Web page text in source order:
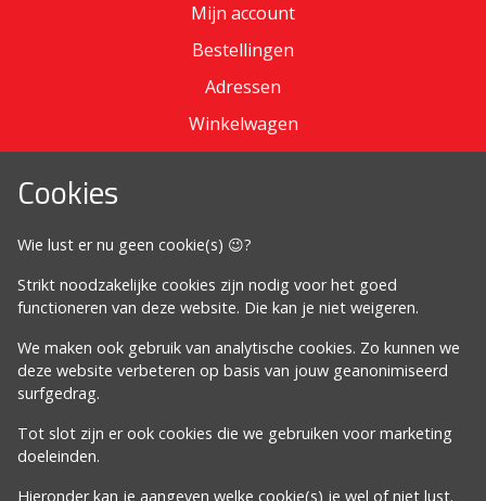
Cookies
Wie lust er nu geen cookie(s) 😉?
Strikt noodzakelijke cookies zijn nodig voor het goed
functioneren van deze website. Die kan je niet weigeren.
We maken ook gebruik van analytische cookies. Zo kunnen we
deze website verbeteren op basis van jouw geanonimiseerd
surfgedrag.
Tot slot zijn er ook cookies die we gebruiken voor marketing
doeleinden.
Hieronder kan je aangeven welke cookie(s) je wel of niet lust.
Mijn account
Bestellingen
Adressen
Winkelwagen
Algemene voorwaarden
Cookiebeleid
Proclaimer
Volg ons